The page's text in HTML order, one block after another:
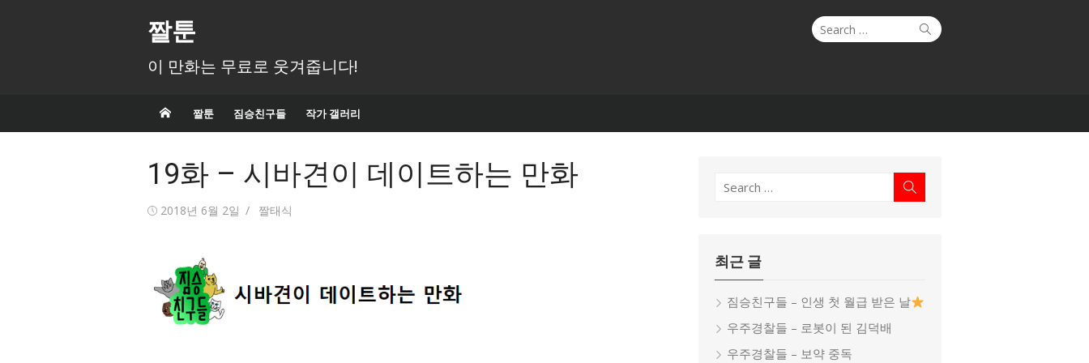
짤툰
이 만화는 무료로 웃겨줍니다!
Search
Search
짤툰 짐승친구들 작가 갤러리
19화 – 시바견이 데이트하는 만화
Posted
2018년 6월 2일 Author
짤태식
Search
최근 글
짐승친구들 – 인생 첫 월급 받은 날
우주경찰들 – 로봇이 된 김덕배
우주경찰들 – 보약 중독